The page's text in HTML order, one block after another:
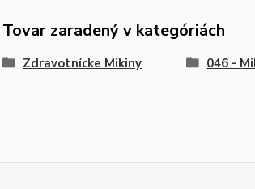
Tovar zaradený v kategóriách
Zdravotnícke Mikiny 046 -